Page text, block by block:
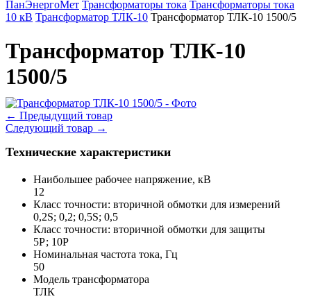
ПанЭнергоМет Трансформаторы тока Трансформаторы тока
10 кВ Трансформатор ТЛК-10 Трансформатор ТЛК-10 1500/5
Трансформатор ТЛК-10
1500/5
← Предыдущий товар
Следующий товар →
Технические характеристики
Наибольшее рабочее напряжение, кВ
12
Класс точности: вторичной обмотки для измерений
0,2S; 0,2; 0,5S; 0,5
Класс точности: вторичной обмотки для защиты
5Р; 10Р
Номинальная частота тока, Гц
50
Модель трансформатора
ТЛК